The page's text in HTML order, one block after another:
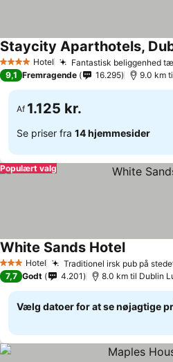
4 StjernerHotel Fantastisk beliggenhed
Staycity Aparthotels,
9,1 Fremragende 16.295 9.0 km
Af 1.125 kr.
Se priser fra 14 hjemmesider
Populært valg
3 StjernerHotel Traditionel irsk pub på
White Sands Hotel
7,7 Godt 4.201 8.0 km til Dublin
Vælg datoer for at se nøjagtige